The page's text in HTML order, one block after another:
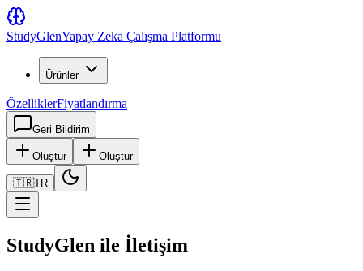
StudyGlenYapay Zeka Çalışma Platformu
Ürünler
ÖzelliklerFiyatlandırma
Geri Bildirim
Oluştur Oluştur
🇹🇷TR
StudyGlen ile İletişim